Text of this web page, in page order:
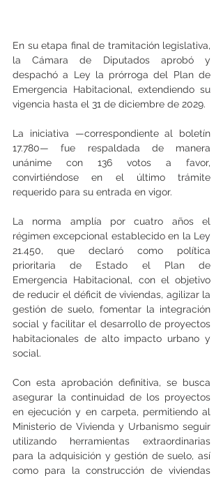
En su etapa final de tramitación legislativa,
la Cámara de Diputados aprobó y
despachó a Ley la prórroga del Plan de
Emergencia Habitacional, extendiendo su
vigencia hasta el 31 de diciembre de 2029.
La iniciativa —correspondiente al boletín
17.780— fue respaldada de manera
unánime con 136 votos a favor,
convirtiéndose en el último trámite
requerido para su entrada en vigor.
La norma amplía por cuatro años el
régimen excepcional establecido en la Ley
21.450, que declaró como política
prioritaria de Estado el Plan de
Emergencia Habitacional, con el objetivo
de reducir el déficit de viviendas, agilizar la
gestión de suelo, fomentar la integración
social y facilitar el desarrollo de proyectos
habitacionales de alto impacto urbano y
social.
Con esta aprobación definitiva, se busca
asegurar la continuidad de los proyectos
en ejecución y en carpeta, permitiendo al
Ministerio de Vivienda y Urbanismo seguir
utilizando herramientas extraordinarias
para la adquisición y gestión de suelo, así
como para la construcción de viviendas